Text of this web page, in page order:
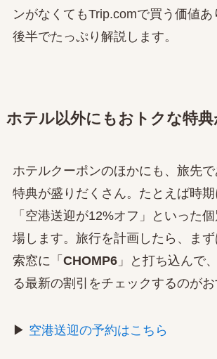
ンがなくてもTrip.comで買う価値
後半でたっぷり解説します。
ホテル以外にもおトクな特典
ホテルクーポンのほかにも、旅先
特典が盛りだくさん。たとえば時
「空港送迎が12%オフ」といった
場します。旅行を計画したら、ま
索窓に「 CHOMP6」と打ち込んで
る最新の割引をチェックするのがお
▶ 空港送迎の予約はこちら